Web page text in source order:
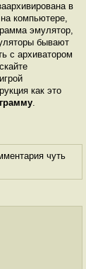
в
компьютере,
эмулятор,
бывают
с архиватором
как это
.
чуть